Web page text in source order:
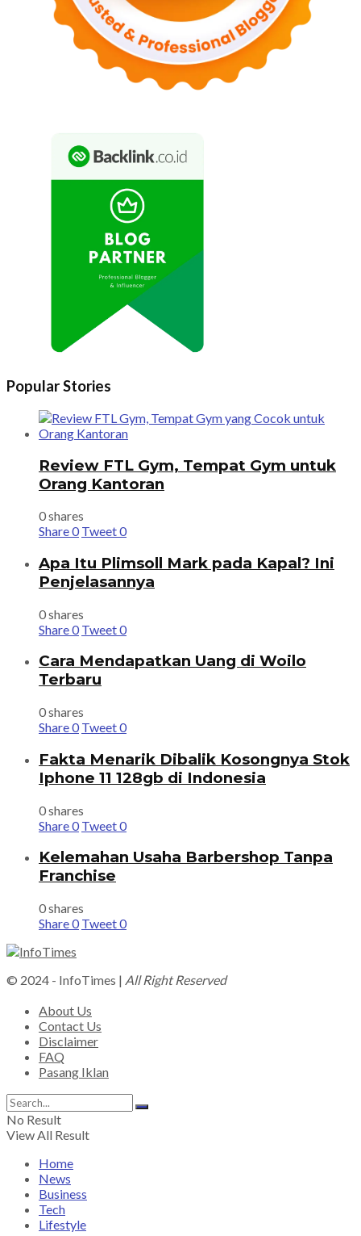
Popular Stories
Review FTL Gym, Tempat Gym untuk
Orang Kantoran
0 shares
Share0 Tweet0
Apa Itu Plimsoll Mark pada Kapal? Ini
Penjelasannya
0 shares
Share0 Tweet0
Cara Mendapatkan Uang di Woilo
Terbaru
0 shares
Share0 Tweet0
Fakta Menarik Dibalik Kosongnya Stok
Iphone 11 128gb di Indonesia
0 shares
Share0 Tweet0
Kelemahan Usaha Barbershop Tanpa
Franchise
0 shares
Share0 Tweet0
© 2024 - InfoTimes | All Right Reserved
About Us
Contact Us
Disclaimer
FAQ
Pasang Iklan
No Result
View All Result
Home
News
Business
Tech
Lifestyle